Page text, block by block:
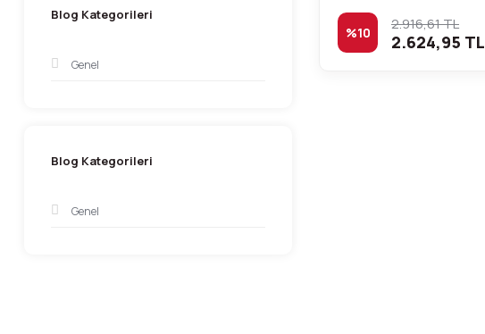
Blog Kategorileri
Genel
Blog Kategorileri
Genel
%10 2.916,61 TL
2.624,95 TL